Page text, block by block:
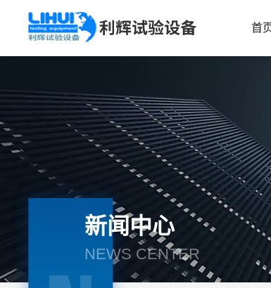
首
新闻中心
NEWS CENTER